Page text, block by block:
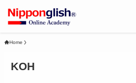
Home
KOH